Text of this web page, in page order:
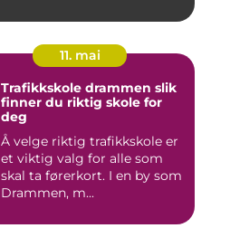
11. mai
Trafikkskole drammen slik
finner du riktig skole for
deg
Å velge riktig trafikkskole er
et viktig valg for alle som
skal ta førerkort. I en by som
Drammen, m...